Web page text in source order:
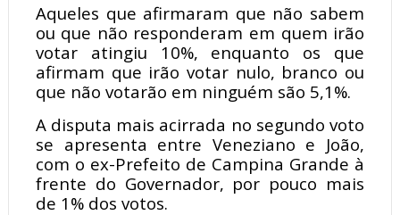
Aqueles que afirmaram que não sabem
ou que não responderam em quem irão
votar atingiu 10%, enquanto os que
afirmam que irão votar nulo, branco ou
que não votarão em ninguém são 5,1%.
A disputa mais acirrada no segundo voto
se apresenta entre Veneziano e João,
com o ex-Prefeito de Campina Grande à
frente do Governador, por pouco mais
de 1% dos votos.